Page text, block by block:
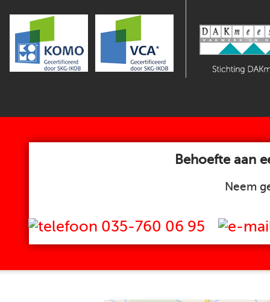
Behoefte aan
Neem
035-760 06 95